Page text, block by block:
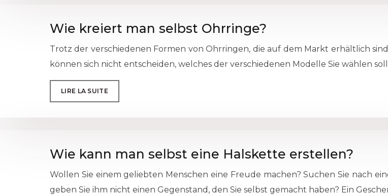
Wie kreiert man selbst Ohrringe?
Trotz der verschiedenen Formen von Ohrringen, die auf dem Markt erhältlich
können sich nicht entscheiden, welches der verschiedenen Modelle Sie wählen
LIRE LA SUITE
Wie kann man selbst eine Halskette erstellen?
Wollen Sie einem geliebten Menschen eine Freude machen? Suchen Sie nach
geben Sie ihm nicht einen Gegenstand, den Sie selbst gemacht haben? Ein